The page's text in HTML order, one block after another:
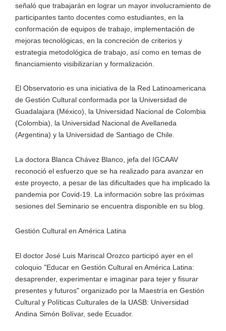
señaló que trabajarán en lograr un mayor involucramiento de
participantes tanto docentes como estudiantes, en la
conformación de equipos de trabajo, implementación de
mejoras tecnológicas, en la concreción de criterios y
estrategia metodológica de trabajo, así como en temas de
financiamiento visibilizarían y formalización.
El Observatorio es una iniciativa de la Red Latinoamericana
de Gestión Cultural conformada por la Universidad de
Guadalajara (México), la Universidad Nacional de Colombia
(Colombia), la Universidad Nacional de Avellaneda
(Argentina) y la Universidad de Santiago de Chile.
La doctora Blanca Chávez Blanco, jefa del IGCAAV
reconoció el esfuerzo que se ha realizado para avanzar en
este proyecto, a pesar de las dificultades que ha implicado la
pandemia por Covid-19. La información sobre las próximas
sesiones del Seminario se encuentra disponible en su blog.
Gestión Cultural en América Latina
El doctor José Luis Mariscal Orozco participó ayer en el
coloquio "Educar en Gestión Cultural en América Latina:
desaprender, experimentar e imaginar para tejer y fisurar
presentes y futuros" organizado por la Maestría en Gestión
Cultural y Políticas Culturales de la UASB: Universidad
Andina Simón Bolívar, sede Ecuador.